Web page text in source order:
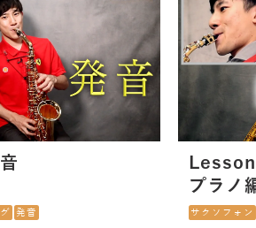
発音
プラノ
サクソフォン